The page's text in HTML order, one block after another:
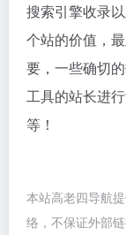
搜索引擎收录
个站的价值，
要，一些确切
工具的站长进
等！
本站高老四导航
络，不保证外部